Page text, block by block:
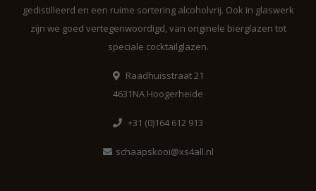
gedistilleerd en een ruime sortering alcoholvrij. Ook in glaswerk
zijn we goed vertegenwoordigd, van originele bierglazen tot
speciale cocktailglazen.
Raadhuisstraat 21
4631NA Hoogerheide
+31 (0)164 612 913
schaapskooi@xs4all.nl